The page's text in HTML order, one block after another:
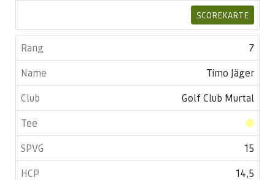
SCOREKARTE
7
Timo Jäger
Golf Club Murtal
15
14,5